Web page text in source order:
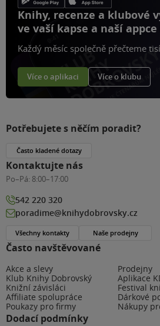
Knihy, recenze a klubové
ve vaší kapse a naší appce
Každý měsíc společně přečteme
Více o aplikaci Více o klubu
Často navštěvované
Akce a slevy
Prodejny
Klub Knihy Dobrovský
Aplikace
Knižní závisláci
Festival
Affiliate spolupráce
Dárkové
Poukazy pro firmy
Nákupy
Dodací podmínky
Potřebujete s něčím poradit?
Často kladené dotazy
Kontaktujte nás
Po–Pá: 8:00–17:00
542 220 320
poradime@knihydobrovsky.cz
Všechny kontakty Naše prodejny